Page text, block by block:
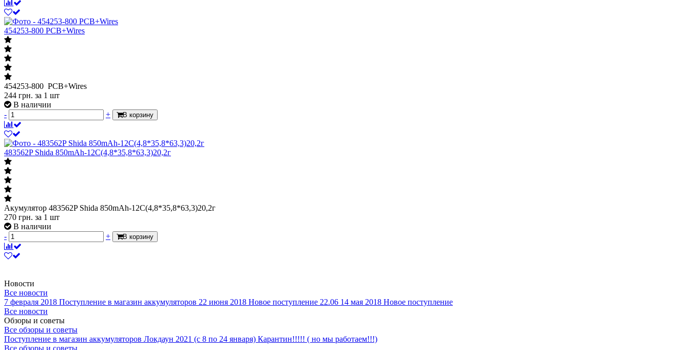
454253-800 PCB+Wires
454253-800 PCB+Wires
244 грн. за 1 шт
В наличии
-
+ В корзину
483562P Shida 850mAh-12С(4,8*35,8*63,3)20,2г
Акумулятор 483562P Shida 850mAh-12С(4,8*35,8*63,3)20,2г
270 грн. за 1 шт
В наличии
-
+ В корзину
Новости
Все новости
7 февраля 2018 Поступление в магазин аккумуляторов 22 июня 2018 Новое поступление 22.06 14 мая 2018 Новое поступление
Все новости
Обзоры и советы
Все обзоры и советы
Поступление в магазин аккумуляторов Локдаун 2021 (с 8 по 24 января) Карантин!!!!! ( но мы работаем!!!)
Все обзоры и советы